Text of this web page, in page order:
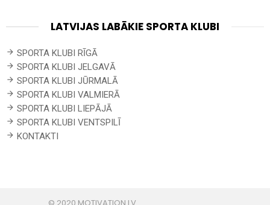
LATVIJAS LABĀKIE SPORTA KLUBI
SPORTA KLUBI RĪGĀ
SPORTA KLUBI JELGAVĀ
SPORTA KLUBI JŪRMALĀ
SPORTA KLUBI VALMIERĀ
SPORTA KLUBI LIEPĀJĀ
SPORTA KLUBI VENTSPILĪ
KONTAKTI